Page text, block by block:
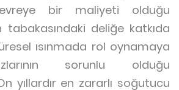
bir maliyeti olduğu
tabakasındaki deliğe katkıda
ısınmada rol oynamaya
sorunlu olduğu
yıllardır en zararlı soğutucu